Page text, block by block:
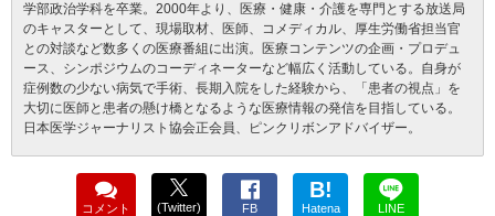
学部政治学科を卒業。2000年より、医療・健康・介護を専門とする放送局
のキャスターとして、現場取材、医師、コメディカル、厚生労働省担当官
との対談など数多くの医療番組に出演。医療コンテンツの企画・プロデュ
ース、シンポジウムのコーディネーターなど幅広く活動している。自身が
症例数の少ない病気で手術、長期入院をした経験から、「患者の視点」を
大切に医師と患者の懸け橋となるような医療情報の発信を目指している。
日本医学ジャーナリスト協会正会員、ピンクリボンアドバイザー。
コメント (Twitter) FB
B!
Hatena LINE